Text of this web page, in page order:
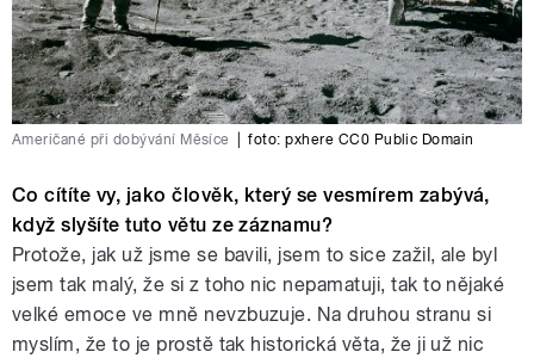
Američané při dobývání Měsíce foto:pxhere CC0 Public Domain
Co cítíte vy, jako člověk, který se vesmírem zabývá,
když slyšíte tuto větu ze záznamu?
Protože, jak už jsme se bavili, jsem to sice zažil, ale byl
jsem tak malý, že si z toho nic nepamatuji, tak to nějaké
velké emoce ve mně nevzbuzuje. Na druhou stranu si
myslím, že to je prostě tak historická věta, že ji už nic